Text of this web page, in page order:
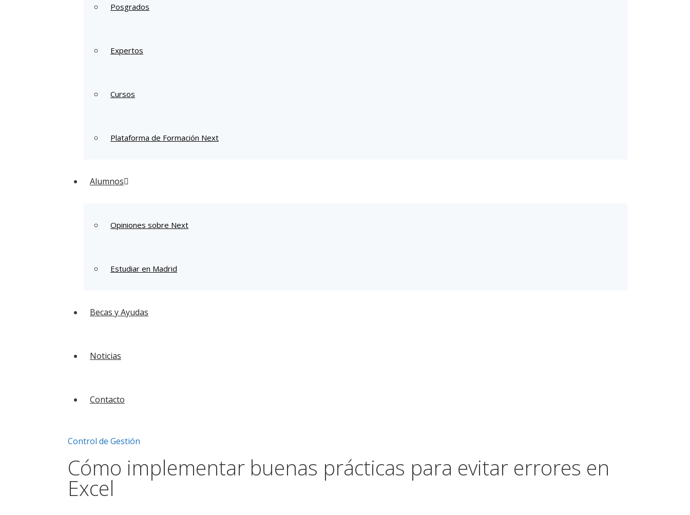
Posgrados
Expertos
Cursos
Plataforma de Formación Next
Alumnos
Opiniones sobre Next
Estudiar en Madrid
Becas y Ayudas
Noticias
Contacto
Control de Gestión
Cómo implementar buenas prácticas para evitar errores en
Excel